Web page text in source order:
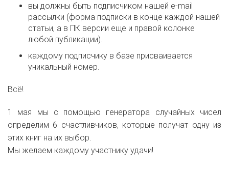
вы должны быть подписчиком нашей e-mail
рассылки (форма подписки в конце каждой нашей
статьи, а в ПК версии еще и правой колонке
любой публикации).
каждому подписчику в базе присваивается
уникальный номер.
Всё!
1 мая мы с помощью генератора случайных чисел
определим 6 счастливчиков, которые получат одну из
этих книг на их выбор.
Мы желаем каждому участнику удачи!